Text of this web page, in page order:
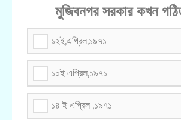
মুজিবনগর সরকার কখন
১২ই,এপ্রিল,১৯৭১
১০ই এপ্রিল,১৯৭১
১৪ ই এপ্রিল ,১৯৭১